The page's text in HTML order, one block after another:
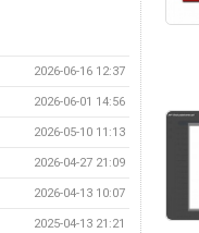
2026-06-16 12:37
2026-06-01 14:56
2026-05-10 11:13
2026-04-27 21:09
2026-04-13 10:07
2025-04-13 21:21